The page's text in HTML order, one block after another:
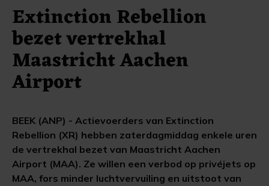
Extinction Rebellion
bezet vertrekhal
Maastricht Aachen
Airport
BEEK (ANP) - Actievoerders van Extinction
Rebellion (XR) hebben zaterdagmiddag enkele uren
de vertrekhal bezet van Maastricht Aachen
Airport (MAA). Ze willen een verbod op privéjets op
MAA, fors minder luchtvervuiling en uitstoot van